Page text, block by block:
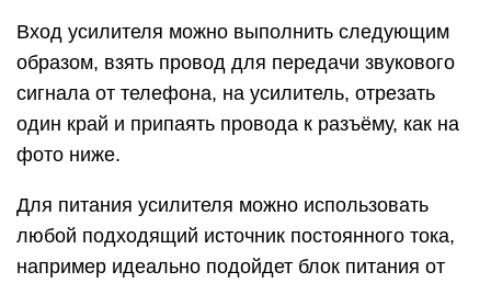
Вход усилителя можно выполнить следующим
образом, взять провод для передачи звукового
сигнала от телефона, на усилитель, отрезать
один край и припаять провода к разъёму, как на
фото ниже.
Для питания усилителя можно использовать
любой подходящий источник постоянного тока,
например идеально подойдет блок питания от